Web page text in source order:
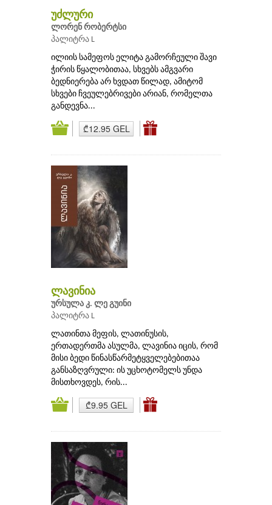
უძლური
ლორენ რობერტსი
პალიტრა L
ილიის სამეფოს ელიტა გამორჩეული შავი
ჭირის წყალობითაა, სხვებს ამგვარი
ბედნიერება არ ხვდათ წილად, ამიტომ
სხვები ჩვეულებრივები არიან, რომელთა
განდევნა...
₾12.95 GEL
ლავინია
ურსულა კ. ლე გუინი
პალიტრა L
ლათინთა მეფის, ლათინუსის,
ერთადერთმა ასულმა, ლავინია იცის, რომ
მისი ბედი წინასწარმეტყველებებითაა
განსაზღვრული: ის უცხოტომელს უნდა
მისთხოვდეს, რის...
₾9.95 GEL